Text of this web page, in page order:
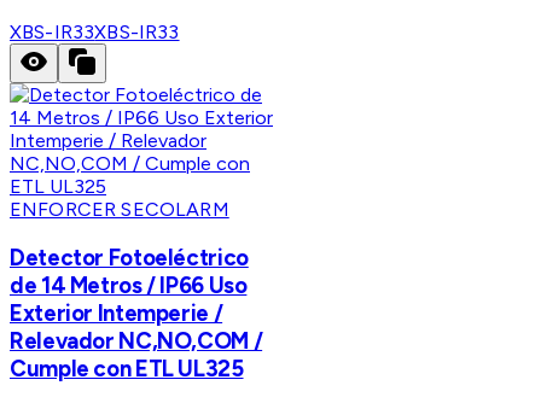
XBS-IR33XBS-IR33
ENFORCER SECOLARM
Detector Fotoeléctrico
de 14 Metros / IP66 Uso
Exterior Intemperie /
Relevador NC,NO,COM /
Cumple con ETL UL325